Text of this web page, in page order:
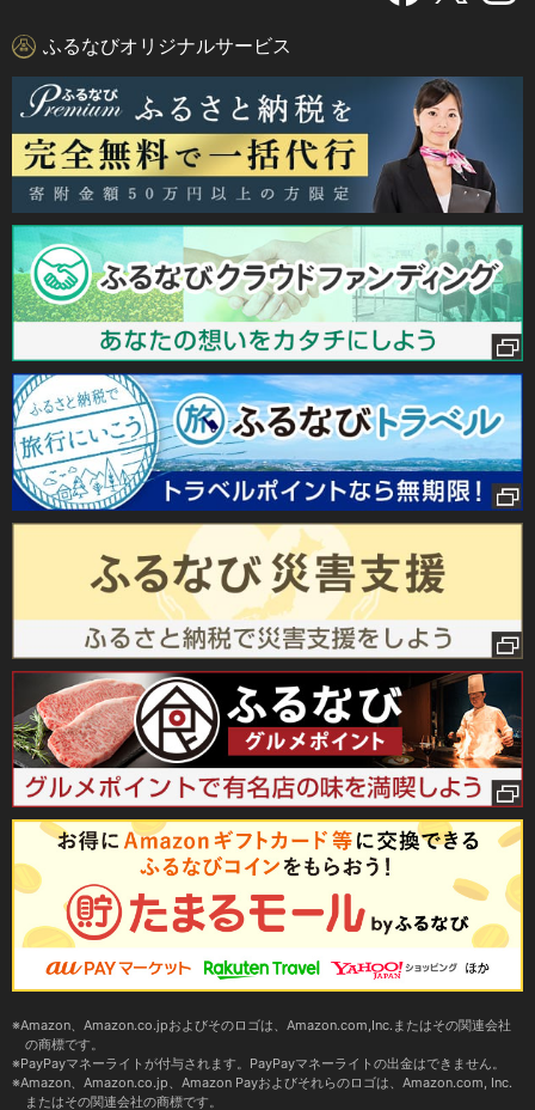
ふるなびオリジナルサービス
Amazon、Amazon.co.jpおよびそのロゴは、Amazon.com,Inc.またはその関連会社
の商標です。
PayPayマネーライトが付与されます。PayPayマネーライトの出金はできません。
Amazon、Amazon.co.jp、Amazon Payおよびそれらのロゴは、Amazon.com, Inc.
またはその関連会社の商標です。